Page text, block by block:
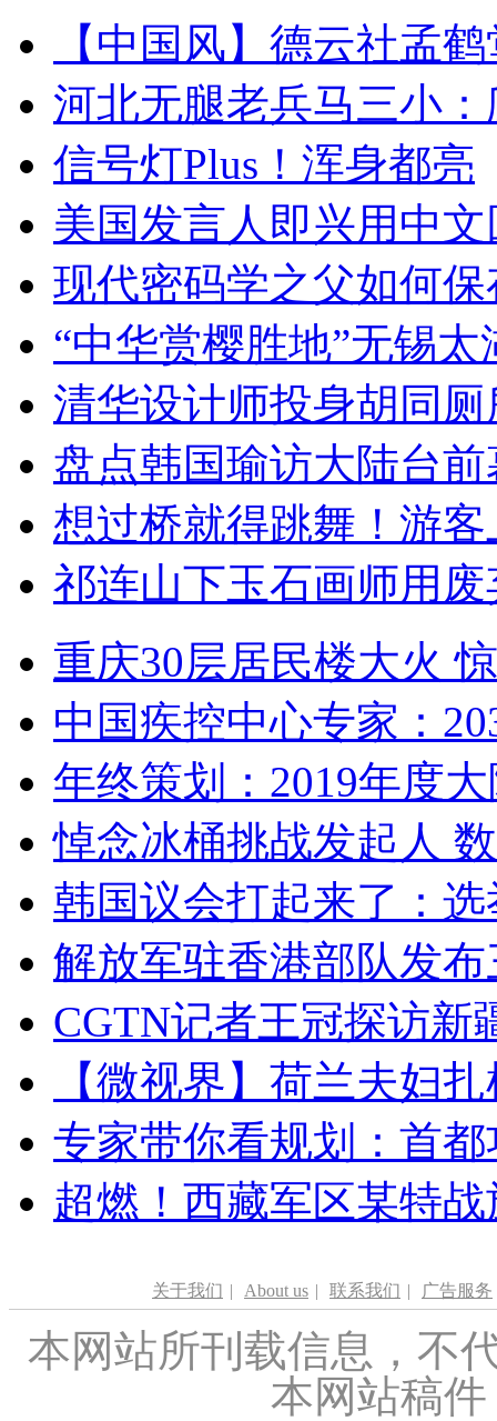
【中国风】德云社孟
河北无腿老兵马三小
信号灯Plus！浑身都亮
美国发言人即兴用中
现代密码学之父如何
“中华赏樱胜地”无锡
清华设计师投身胡同
盘点韩国瑜访大陆台
想过桥就得跳舞！游客
祁连山下玉石画师用
重庆30层居民楼大火
中国疾控中心专家：
年终策划：2019年度
悼念冰桶挑战发起人
韩国议会打起来了：
解放军驻香港部队发
CGTN记者王冠探访新
【微视界】荷兰夫妇
专家带你看规划：首
超燃！西藏军区某特
关于我们 | About us | 联系我们 | 广告服务
本网站所刊载信息，不
本网站稿